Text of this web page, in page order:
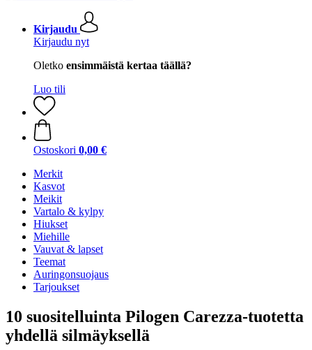
Kirjaudu
Kirjaudu nyt
Oletko ensimmäistä kertaa täällä?
Luo tili
Ostoskori 0,00 €
Merkit
Kasvot
Meikit
Vartalo & kylpy
Hiukset
Miehille
Vauvat & lapset
Teemat
Auringonsuojaus
Tarjoukset
10 suositelluinta Pilogen Carezza-tuotetta
yhdellä silmäyksellä